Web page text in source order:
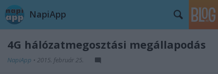
NapiApp
4G hálózatmegosztási megállapodás
NapiApp • 2015. február 25.